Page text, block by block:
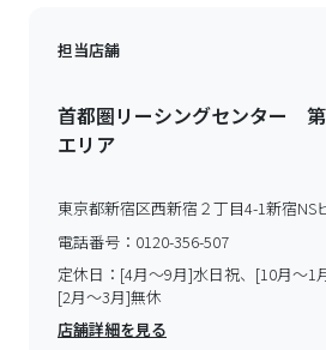
担当店舗
首都圏リーシングセンター
エリア
東京都新宿区西新宿２丁目4-1新宿NS
電話番号： 0120-356-507
定休日： [4月～9月]水日祝、[10月～1
[2月～3月]無休
店舗詳細を見る